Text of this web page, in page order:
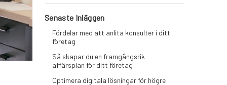
Senaste Inläggen
Fördelar med att anlita konsulter i ditt
företag
Så skapar du en framgångsrik
affärsplan för ditt företag
Optimera digitala lösningar för högre